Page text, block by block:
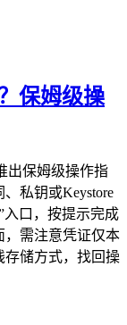
保姆级操
出保姆级操作指
私钥或Keystore
入口，按提示完成
，需注意凭证仅本
存储方式，找回操